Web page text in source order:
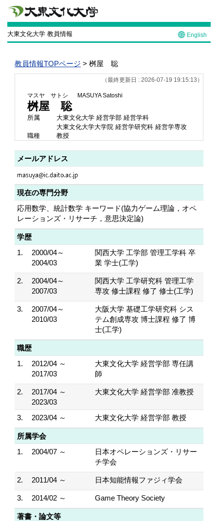
大東文化大学 教員情報 English
教員情報TOPページ > 桝屋 聡
（最終更新日 : 2026-07-19 19:15:13）
マスヤ サトシ MASUYA Satoshi
桝屋 聡
所属
大東文化大学 経営学部 経営学科
大東文化大学大学院 経営学研究科 経営学専攻
職種
教授
メールアドレス
現在の専門分野
応用数学、統計数学 キーワード(協力ゲーム理論，オペ
レーションズ・リサーチ，意思決定論)
学歴
1.
2000/04～
2004/03
関西大学 工学部 管理工学科 卒
業 学士(工学)
2.
2004/04～
2007/03
関西大学 工学研究科 管理工学
専攻 修士課程 修了 修士(工学)
3.
2007/04～
2010/03
大阪大学 基礎工学研究科 シス
テム創成専攻 博士課程 修了 博
士(工学)
職歴
1.
2012/04 ～
2017/03
大東文化大学 経営学部 専任講
師
2.
2017/04 ～
2023/03
大東文化大学 経営学部 准教授
3. 2023/04 ～ 大東文化大学 経営学部 教授
所属学会
1.
2004/07 ～
日本オペレーションズ・リサー
チ学会
2. 2011/04 ～ 日本知能情報ファジィ学会
3. 2014/02 ～ Game Theory Society
著書・論文等